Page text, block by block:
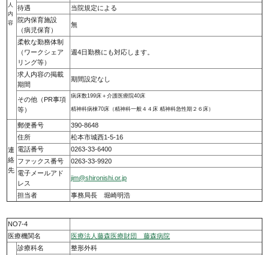
人
内
容
待遇
当院規定による
院内保育施設
（病児保育）
無
柔軟な勤務体制
（ワークシェア
リング等）
週4日勤務にも対応します。
求人内容の掲載
期間
期間設定なし
その他（PR事項
等）
病床数199床＋介護医療院40床
精神科病棟70床（精神科一般４４床 精神科急性期２６床）
連
絡
先
郵便番号
390-8648
住所
松本市城西1-5-16
電話番号
0263-33-6400
ファックス番号
0263-33-9920
電子メールアド
レス
jim@shironishi.or.jp
担当者 事務局長 堀崎明浩
NO7-4
医療機関名
医療法人藤森医療財団 藤森病院
診療科名
整形外科